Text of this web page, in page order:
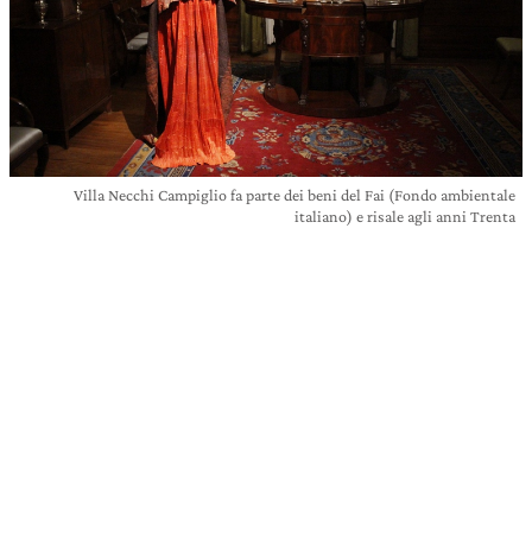
Villa Necchi Campiglio fa parte dei beni del Fai (Fondo ambientale
italiano) e risale agli anni Trenta